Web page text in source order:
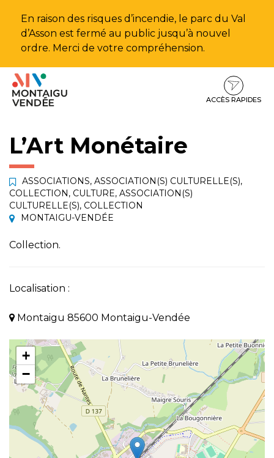
En raison des risques d’incendie, le parc du Val
d’Asson est fermé au public jusqu’à nouvel
ordre. Merci de votre compréhension.
Aller
Aller
contenu
Aller
pied
ACCÈS RAPIDES
L’Art Monétaire
ASSOCIATIONS, ASSOCIATION(S) CULTURELLE(S),
COLLECTION, CULTURE, ASSOCIATION(S)
CULTURELLE(S), COLLECTION
MONTAIGU-VENDÉE
Collection.
Localisation :
Montaigu 85600 Montaigu-Vendée
+
−